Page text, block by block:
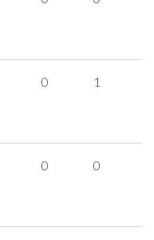
0 1
0 0